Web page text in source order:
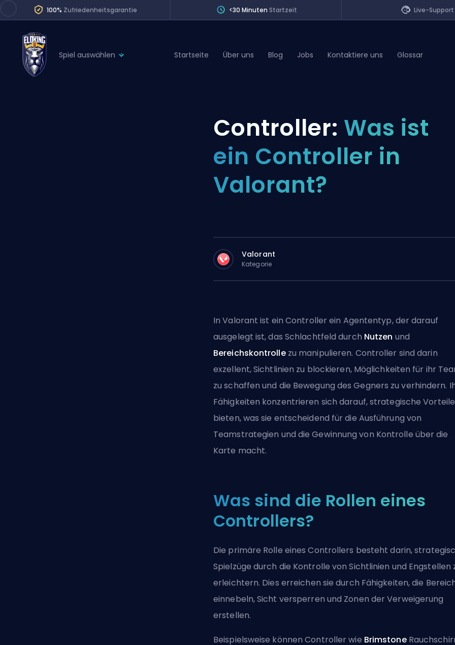
100% Zufriedenheitsgarantie <30 Minuten Startzeit Live-Support
Spiel auswählen
Division Boost
Coaching
Startseite Über uns Blog Jobs Kontaktiere uns Glossar
Controller: Was ist
ein Controller in
Valorant?
Valorant
Kategorie
In Valorant ist ein Controller ein Agententyp, der darauf
ausgelegt ist, das Schlachtfeld durch Nutzen und
Bereichskontrollezu manipulieren. Controller sind darin
exzellent, Sichtlinien zu blockieren, Möglichkeiten für ihr
zu schaffen und die Bewegung des Gegners zu verhindern.
Fähigkeiten konzentrieren sich darauf, strategische
bieten, was sie entscheidend für die Ausführung von
Teamstrategien und die Gewinnung von Kontrolle über die
Karte macht.
Was sind die Rollen eines
Controllers?
Die primäre Rolle eines Controllers besteht darin,
Spielzüge durch die Kontrolle von Sichtlinien und Engstellen
erleichtern. Dies erreichen sie durch Fähigkeiten, die
einnebeln, Sicht versperren und Zonen der Verweigerung
erstellen.
Beispielsweise können Controller wie Brimstone